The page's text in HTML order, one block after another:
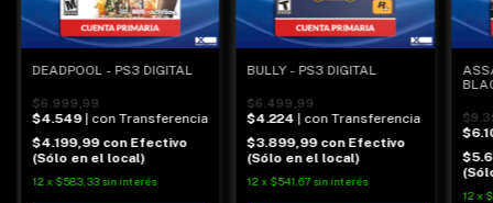
DEADPOOL - PS3 DIGITAL
$6.999,99
$4.549 | con Transferencia
$4.199,99 con Efectivo
(Sólo en el local)
12 x $583,33 sin interés
BULLY - PS3 DIGITAL
$6.499,99
$4.224 | con Transferencia
$3.899,99 con Efectivo
(Sólo en el local)
12 x $541,67 sin interés
12 x